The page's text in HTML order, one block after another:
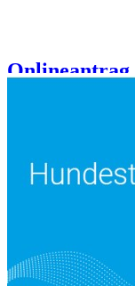
Onlineantrag...